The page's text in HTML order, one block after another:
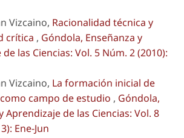
Vizcaino, Racionalidad técnica y
crítica , Góndola, Enseñanza y
las Ciencias: Vol. 5 Núm. 2 (2010):
Vizcaino, La formación inicial de
campo de estudio , Góndola,
Aprendizaje de las Ciencias: Vol. 8
Ene-Jun